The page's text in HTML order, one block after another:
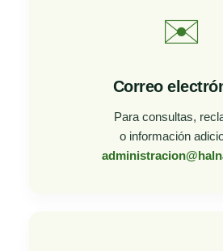
✉️
Correo
Para consultas,
o información